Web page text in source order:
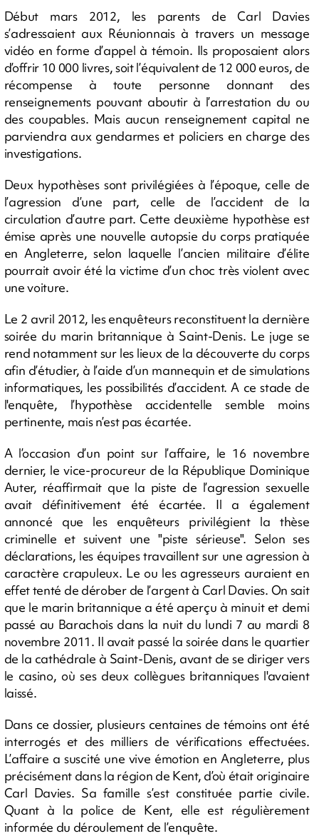
Début mars 2012, les parents de Carl Davies
s’adressaient aux Réunionnais à travers un message
vidéo en forme d’appel à témoin. Ils proposaient alors
d’offrir 10 000 livres, soit l’équivalent de 12 000 euros, de
récompense à toute personne donnant des
renseignements pouvant aboutir à l’arrestation du ou
des coupables. Mais aucun renseignement capital ne
parviendra aux gendarmes et policiers en charge des
investigations.
Deux hypothèses sont privilégiées à l’époque, celle de
l’agression d’une part, celle de l’accident de la
circulation d’autre part. Cette deuxième hypothèse est
émise après une nouvelle autopsie du corps pratiquée
en Angleterre, selon laquelle l’ancien militaire d’élite
pourrait avoir été la victime d’un choc très violent avec
une voiture.
Le 2 avril 2012, les enquêteurs reconstituent la dernière
soirée du marin britannique à Saint-Denis. Le juge se
rend notamment sur les lieux de la découverte du corps
afin d’étudier, à l’aide d’un mannequin et de simulations
informatiques, les possibilités d’accident. A ce stade de
l'enquête, l’hypothèse accidentelle semble moins
pertinente, mais n’est pas écartée.
A l’occasion d’un point sur l’affaire, le 16 novembre
dernier, le vice-procureur de la République Dominique
Auter, réaffirmait que la piste de l’agression sexuelle
avait définitivement été écartée. Il a également
annoncé que les enquêteurs privilégient la thèse
criminelle et suivent une "piste sérieuse". Selon ses
déclarations, les équipes travaillent sur une agression à
caractère crapuleux. Le ou les agresseurs auraient en
effet tenté de dérober de l’argent à Carl Davies. On sait
que le marin britannique a été aperçu à minuit et demi
passé au Barachois dans la nuit du lundi 7 au mardi 8
novembre 2011. Il avait passé la soirée dans le quartier
de la cathédrale à Saint-Denis, avant de se diriger vers
le casino, où ses deux collègues britanniques l'avaient
laissé.
Dans ce dossier, plusieurs centaines de témoins ont été
interrogés et des milliers de vérifications effectuées.
L’affaire a suscité une vive émotion en Angleterre, plus
précisément dans la région de Kent, d’où était originaire
Carl Davies. Sa famille s’est constituée partie civile.
Quant à la police de Kent, elle est régulièrement
informée du déroulement de l’enquête.